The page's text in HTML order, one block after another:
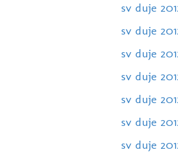
sv duje
sv duje
sv duje
sv duje
sv duje
sv duje
sv duje